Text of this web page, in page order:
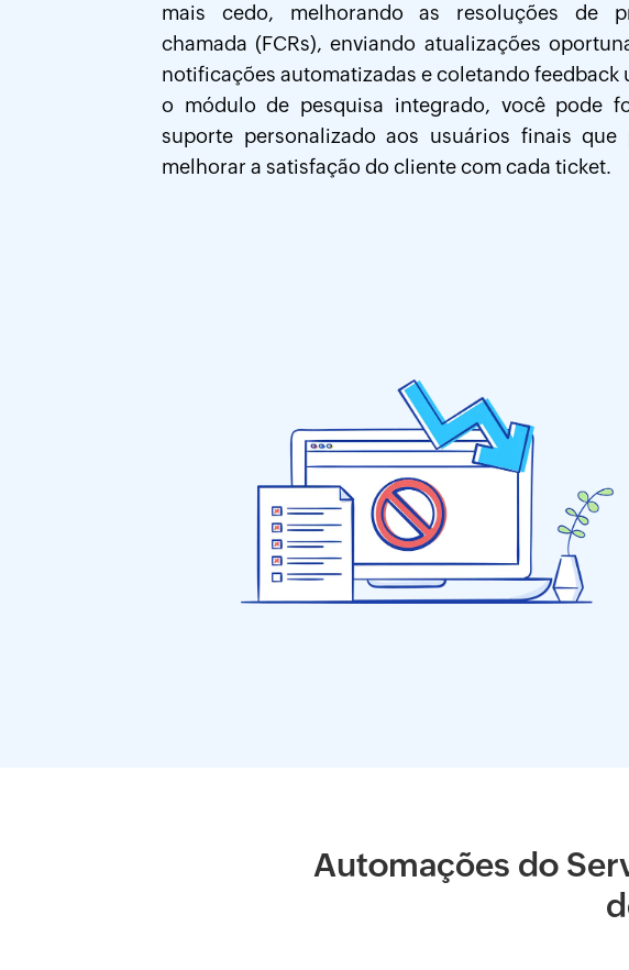
mais cedo, melhorando as resoluções de
chamada (FCRs), enviando atualizações
notificações automatizadas e coletando feedback
o módulo de pesquisa integrado, você pode
suporte personalizado aos usuários finais que
melhorar a satisfação do cliente com cada ticket.
Automações do